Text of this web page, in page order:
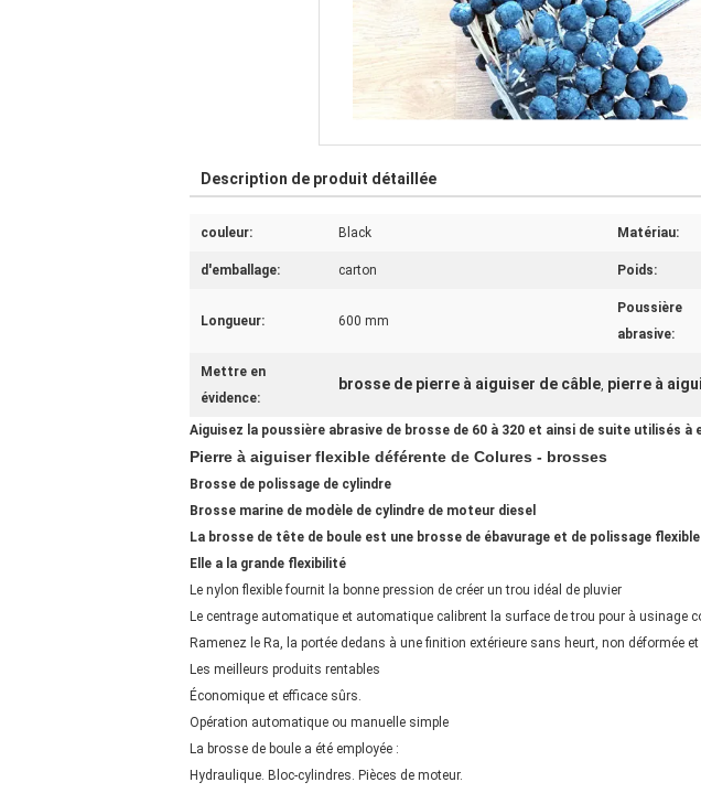
Description de produit détaillée
couleur: Black Matériau:
d'emballage: carton Poids:
Longueur: 600 mm
Poussière
abrasive:
Mettre en
évidence:
brosse de pierre à aiguiser de câble, pierre à
Aiguisez la poussière abrasive de brosse de 60 à 320 et ainsi de suite utilisés à
Pierre à aiguiser flexible déférente de Colures - brosses
Brosse de polissage de cylindre
Brosse marine de modèle de cylindre de moteur diesel
La brosse de tête de boule est une brosse de ébavurage et de polissage flexible
Elle a la grande flexibilité
Le nylon flexible fournit la bonne pression de créer un trou idéal de pluvier
Le centrage automatique et automatique calibrent la surface de trou pour à
Ramenez le Ra, la portée dedans à une finition extérieure sans heurt, non déformée et
Les meilleurs produits rentables
Économique et efficace sûrs.
Opération automatique ou manuelle simple
La brosse de boule a été employée :
Hydraulique. Bloc-cylindres. Pièces de moteur.